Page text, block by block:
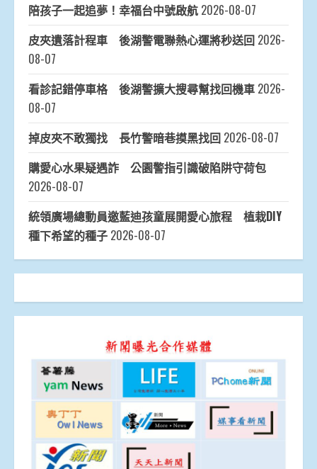
陪孩子一起追夢！幸福台中號啟航 2026-08-07
皮夾遺落計程車 後湖警電聯熱心運將秒送回 2026-
08-07
看診記錯停車格 後湖警擴大搜尋幫找回機車 2026-
08-07
掉皮夾不敢獨找 長竹警暗巷摸黑找回 2026-08-07
購愛心水果疑遇詐 公園警指引識破陷阱守荷包
2026-08-07
統領廣場總動員邀藍迪孩童展開愛心旅程 植栽DIY
種下希望的種子 2026-08-07